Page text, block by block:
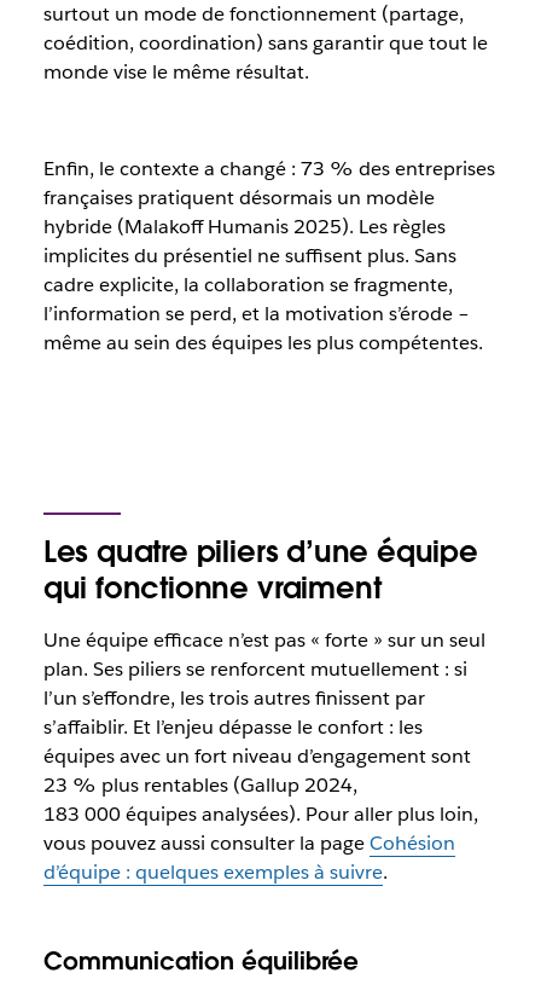
surtout un mode de fonctionnement (partage,
coédition, coordination) sans garantir que tout le
monde vise le même résultat.
Enfin, le contexte a changé : 73 % des entreprises
françaises pratiquent désormais un modèle
hybride (Malakoff Humanis 2025). Les règles
implicites du présentiel ne suffisent plus. Sans
cadre explicite, la collaboration se fragmente,
l’information se perd, et la motivation s’érode –
même au sein des équipes les plus compétentes.
Les quatre piliers d’une équipe
qui fonctionne vraiment
Une équipe efficace n’est pas « forte » sur un seul
plan. Ses piliers se renforcent mutuellement : si
l’un s’effondre, les trois autres finissent par
s’affaiblir. Et l’enjeu dépasse le confort : les
équipes avec un fort niveau d’engagement sont
23 % plus rentables (Gallup 2024,
183 000 équipes analysées). Pour aller plus loin,
vous pouvez aussi consulter la pageCohésion
d’équipe : quelques exemples à suivre.
Communication équilibrée